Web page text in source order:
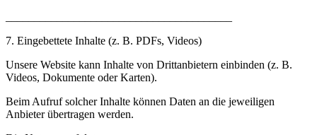
7. Eingebettete Inhalte (z. B. PDFs, Videos)
Unsere Website kann Inhalte von Drittanbietern einbinden (z. B.
Videos, Dokumente oder Karten).
Beim Aufruf solcher Inhalte können Daten an die jeweiligen
Anbieter übertragen werden.